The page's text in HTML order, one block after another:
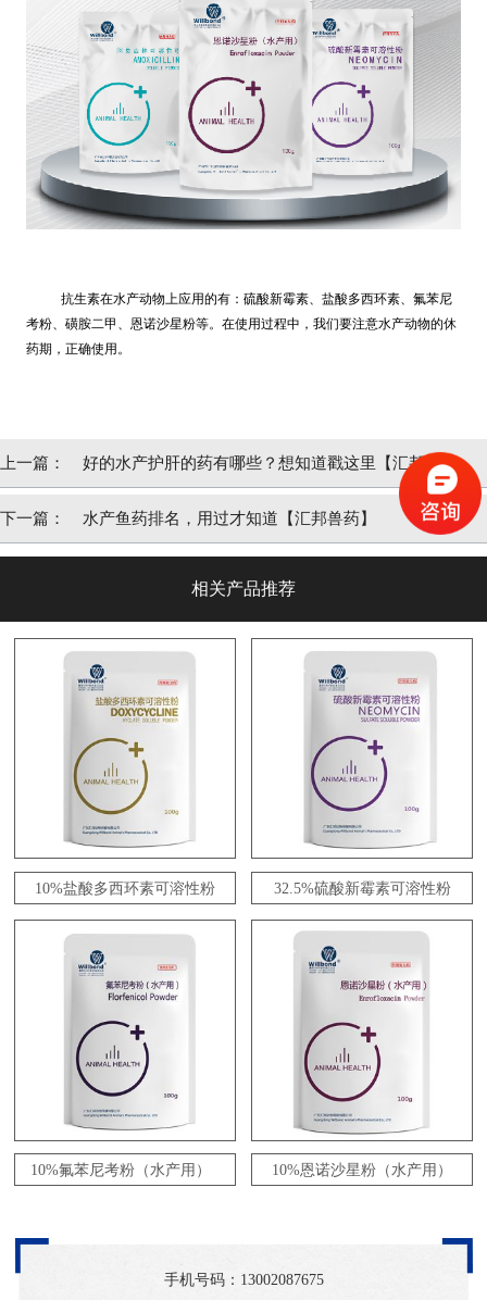
抗生素在水产动物上应用的有：硫酸新霉素、盐酸多西环素、氟苯尼
考粉、磺胺二甲、恩诺沙星粉等。在使用过程中，我们要注意水产动物的休
药期，正确使用。
上一篇： 好的水产护肝的药有哪些？想知道戳这里【汇邦兽
药】
下一篇： 水产鱼药排名，用过才知道【汇邦兽药】
相关产品推荐
10%盐酸多西环素可溶性粉 32.5%硫酸新霉素可溶性粉
10%氟苯尼考粉（水产用） 10%恩诺沙星粉（水产用）
手机号码： 13002087675